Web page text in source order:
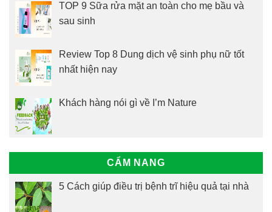
TOP 9 Sữa rửa mặt an toàn cho mẹ bầu và
sau sinh
Review Top 8 Dung dịch vệ sinh phụ nữ tốt
nhất hiện nay
Khách hàng nói gì về I’m Nature
CẨM NANG
5 Cách giúp điều trị bệnh trĩ hiệu quả tại nhà